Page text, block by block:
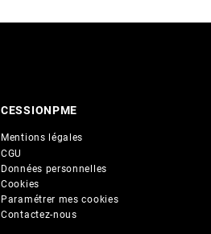
CESSIONPME
Mentions légales
CGU
Données personnelles
Cookies
Paramétrer mes cookies
Contactez-nous